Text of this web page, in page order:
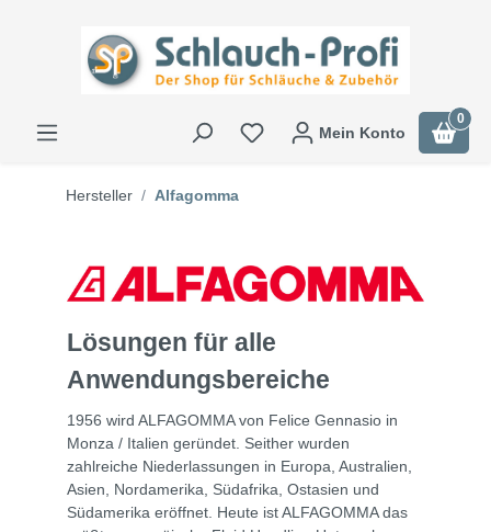
Mein Konto
0
Hersteller Alfagomma
Lösungen für alle
Anwendungsbereiche
1956 wird ALFAGOMMA von Felice Gennasio in
Monza / Italien geründet. Seither wurden
zahlreiche Niederlassungen in Europa, Australien,
Asien, Nordamerika, Südafrika, Ostasien und
Südamerika eröffnet. Heute ist ALFAGOMMA das